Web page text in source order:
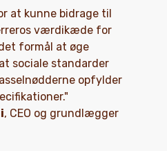
at kunne bidrage til
værdikæde for
formål at øge
sociale standarder
opfylder
, CEO og grundlægger